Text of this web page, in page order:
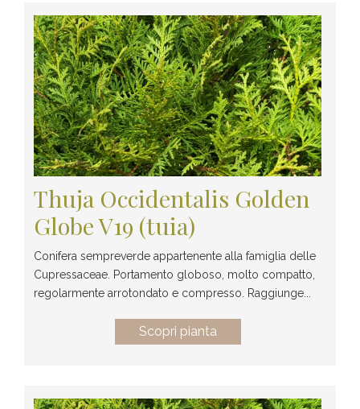
Thuja Occidentalis Golden
Globe V19 (tuia)
Conifera sempreverde appartenente alla famiglia delle
Cupressaceae. Portamento globoso, molto compatto,
regolarmente arrotondato e compresso. Raggiunge...
Scopri pianta